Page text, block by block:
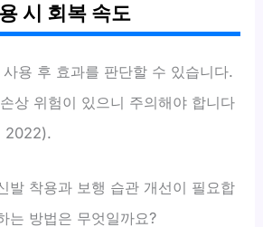
시 회복 속도
사용 후 효과를 판단할 수 있습니다.
상 위험이 있으니 주의해야 합니다
2022).
발 착용과 보행 습관 개선이 필요합
는 방법은 무엇일까요?